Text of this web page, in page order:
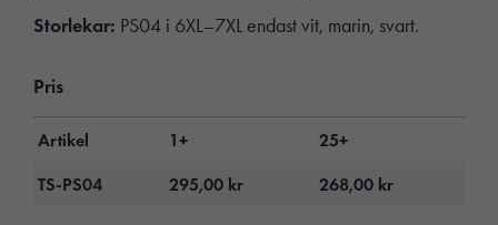
Storlekar: PS04 i 6XL–7XL endast vit, marin, svart.
Pris
Artikel 1+
25+
TS-PS04
295,00 kr 268,00 kr